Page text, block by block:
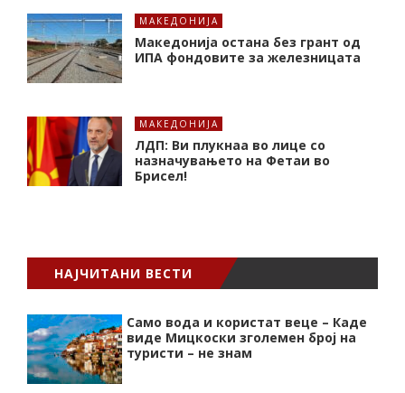
МАКЕДОНИЈА
Македонија остана без грант од
ИПА фондовите за железницата
МАКЕДОНИЈА
ЛДП: Ви плукнаа во лице со
назначувањето на Фетаи во
Брисел!
НАЈЧИТАНИ ВЕСТИ
Само вода и користат веце – Каде
виде Мицкоски зголемен број на
туристи – не знам